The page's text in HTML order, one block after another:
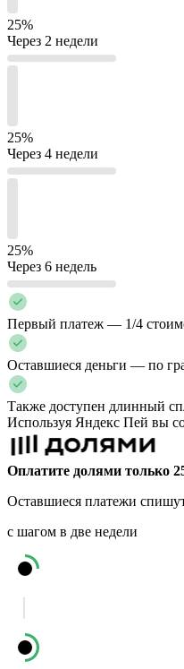
25%
Через 2 недели
25%
Через 4 недели
25%
Через 6 недель
Первый платеж — 1/4
Оставшиеся деньги — по
Также доступен длинный
Используя Яндекс Пей вы
Оплатите долями только
Оставшиеся платежи
с шагом в две недели